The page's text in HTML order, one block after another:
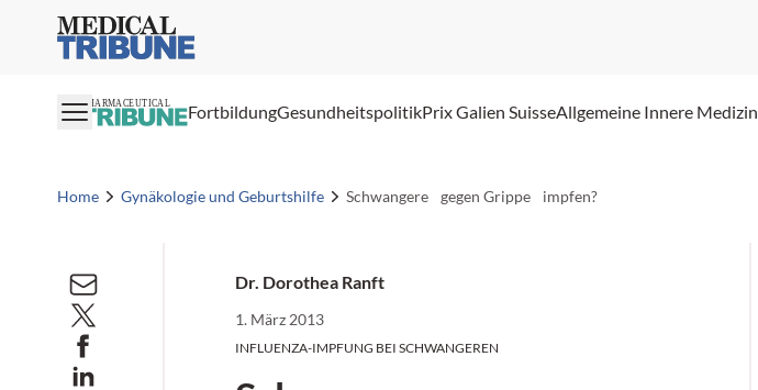
Medical Tribune
PHARMACEUTICAL FortbildungGesundheitspolitikPrix Galien SuisseAllgemeine Innere Medizin
Home Gynäkologie und Geburtshilfe Schwangere gegen Grippe impfen?
Dr. Dorothea Ranft
1. März 2013
INFLUENZA-IMPFUNG BEI SCHWANGEREN